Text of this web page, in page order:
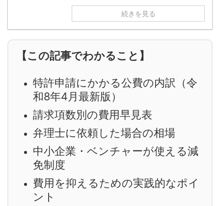
続きを見る
【この記事でわかること】
特許申請にかかる公費の内訳（令
和8年4月最新版）
請求項数別の費用早見表
弁理士に依頼した場合の相場
中小企業・ベンチャーが使える減
免制度
費用を抑えるための実践的なポイ
ント